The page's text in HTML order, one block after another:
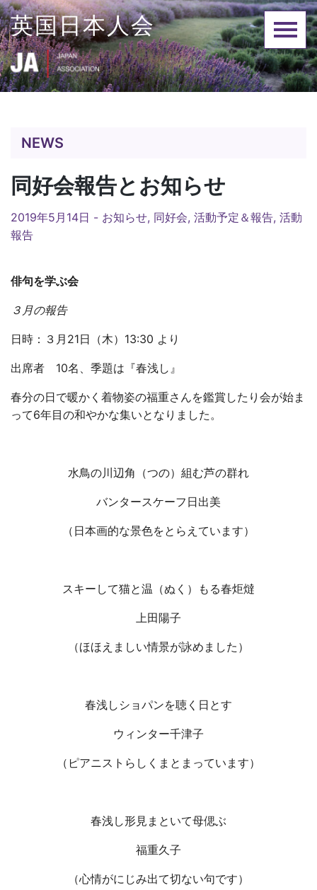
Skip
to
content
英国日本人会
NEWS
同好会報告とお知らせ
2019年5月14日 - お知らせ, 同好会, 活動予定＆報告, 活動
報告
俳句を学ぶ会
３月の報告
日時：３月21日（木）13:30 より
出席者 10名、季題は『春浅し』
春分の日で暖かく着物姿の福重さんを鑑賞したり会が始ま
って6年目の和やかな集いとなりました。
水鳥の川辺角（つの）組む芦の群れ
バンタースケーフ日出美
（日本画的な景色をとらえています）
スキーして猫と温（ぬく）もる春炬燵
上田陽子
（ほほえましい情景が詠めました）
春浅しショパンを聴く日とす
ウィンター千津子
（ピアニストらしくまとまっています）
春浅し形見まといて母偲ぶ
福重久子
（心情がにじみ出て切ない句です）